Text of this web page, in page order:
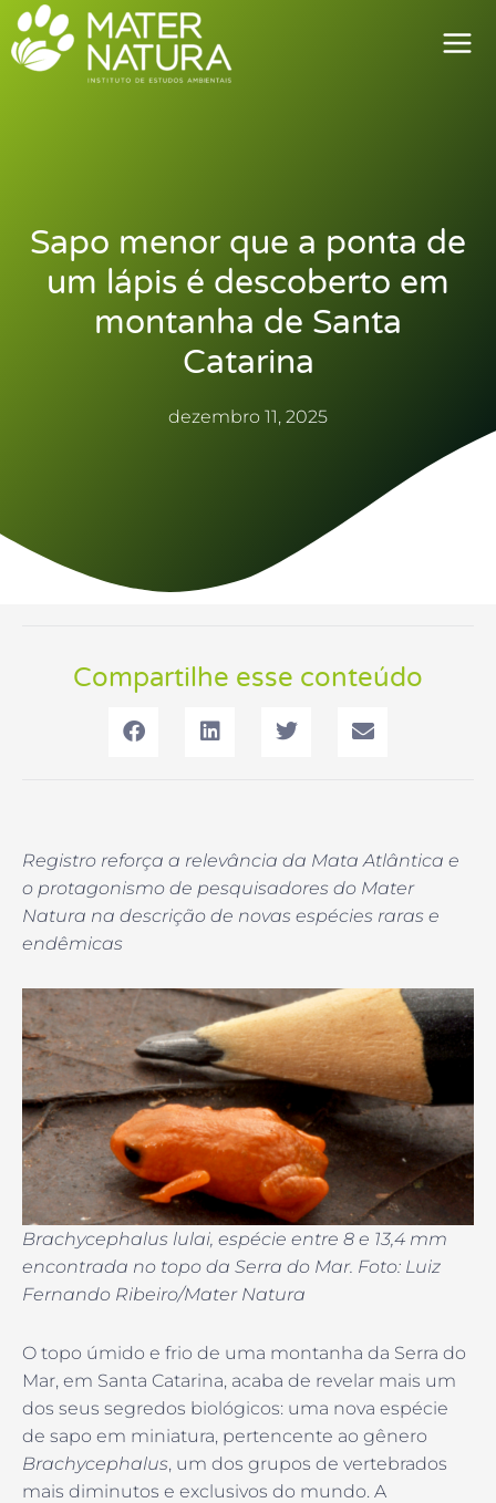
para
Sapo menor que a ponta de
um lápis é descoberto em
montanha de Santa
Catarina
dezembro 11, 2025
Compartilhe esse conteúdo
Registro reforça a relevância da Mata Atlântica e
o protagonismo de pesquisadores do Mater
Natura na descrição de novas espécies raras e
endêmicas
Brachycephalus lulai, espécie entre 8 e 13,4 mm
encontrada no topo da Serra do Mar. Foto: Luiz
Fernando Ribeiro/Mater Natura
O topo úmido e frio de uma montanha da Serra do
Mar, em Santa Catarina, acaba de revelar mais um
dos seus segredos biológicos: uma nova espécie
de sapo em miniatura, pertencente ao gênero
Brachycephalus, um dos grupos de vertebrados
mais diminutos e exclusivos do mundo. A